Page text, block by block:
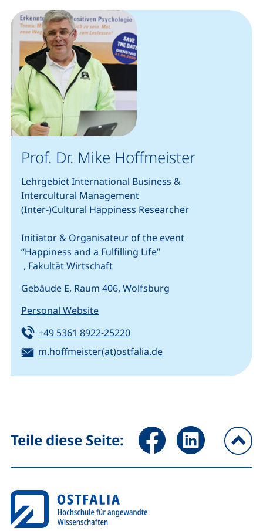
Prof. Dr. Mike Hoffmeister
Lehrgebiet International Business &
Intercultural Management
(Inter-)Cultural Happiness Researcher
Initiator & Organisateur of the event
“Happiness and a Fulfilling Life”
, Fakultät Wirtschaft
Gebäude E, Raum 406, Wolfsburg
Personal Website
Tel:
+49 5361 8922-25220(startet einen Telefonanruf,
E-Mail:
m.hoffmeister(at)ostfalia.de(öffnet Ihr E-Mail-
Teile diese Seite: Seite über Facebook teilen
Seite über